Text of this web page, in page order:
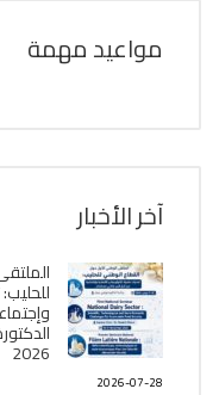
مواعيد مهمة
آخر الأخبار
2026
2026-07-28